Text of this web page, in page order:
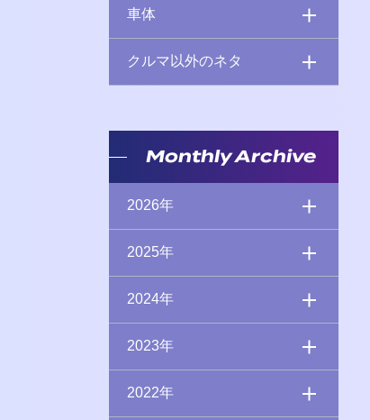
車体
クルマ以外のネタ
Monthly Archive
2026年
2025年
2024年
2023年
2022年